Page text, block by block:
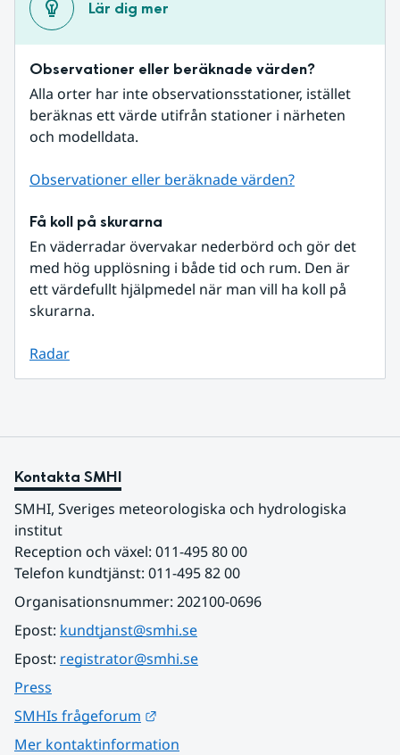
Lär dig mer
Observationer eller beräknade värden?
Alla orter har inte observationsstationer, istället
beräknas ett värde utifrån stationer i närheten
och modelldata.
Observationer eller beräknade värden?
Få koll på skurarna
En väderradar övervakar nederbörd och gör det
med hög upplösning i både tid och rum. Den är
ett värdefullt hjälpmedel när man vill ha koll på
skurarna.
Radar
Kontakta SMHI
SMHI, Sveriges meteorologiska och hydrologiska
institut
Reception och växel: 011-495 80 00
Telefon kundtjänst: 011-495 82 00
Organisationsnummer: 202100-0696
Epost: kundtjanst@smhi.se
Epost: registrator@smhi.se
Press
SMHIs frågeforum
Mer kontaktinformation